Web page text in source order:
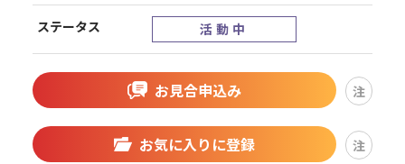
ステータス 活動中
お見合申込み 注
お気に入りに登録 注